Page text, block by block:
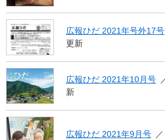
広報ひだ 2021年号外17号
更新
広報ひだ 2021年10月号
新
広報ひだ 2021年9月号